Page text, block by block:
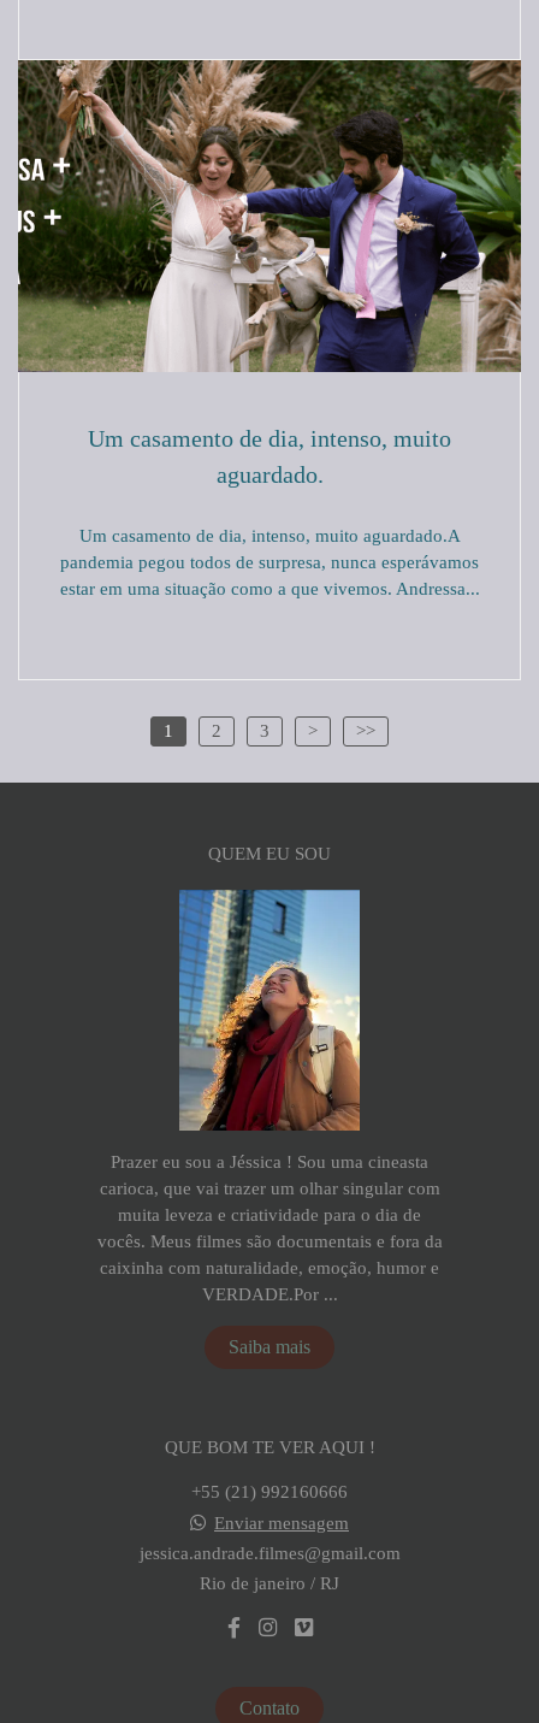
Um casamento de dia, intenso, muito
aguardado.
Um casamento de dia, intenso, muito aguardado.A
pandemia pegou todos de surpresa, nunca esperávamos
estar em uma situação como a que vivemos. Andressa...
1 2 3 > >>
QUEM EU SOU
Prazer eu sou a Jéssica ! Sou uma cineasta
carioca, que vai trazer um olhar singular com
muita leveza e criatividade para o dia de
vocês. Meus filmes são documentais e fora da
caixinha com naturalidade, emoção, humor e
VERDADE.Por ...
Saiba mais
QUE BOM TE VER AQUI !
+55 (21) 992160666
Enviar mensagem
jessica.andrade.filmes@gmail.com
Rio de janeiro / RJ
Contato